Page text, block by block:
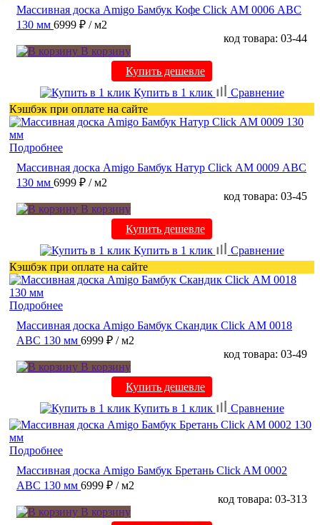
Массивная доска Amigo Бамбук Кофе Click АМ 0006 ABC
130 мм 6999 ₽ / м2
код товара: 03-44
В корзину
Купить дешевле
Купить в 1 клик
Сравнение
Кэшбэк при оплате на сайте
Подробнее
Массивная доска Amigo Бамбук Натур Click АМ 0009 ABC
130 мм 6999 ₽ / м2
код товара: 03-45
В корзину
Купить дешевле
Купить в 1 клик
Сравнение
Кэшбэк при оплате на сайте
Подробнее
Массивная доска Amigo Бамбук Скандик Click АМ 0018
ABC 130 мм 6999 ₽ / м2
код товара: 03-49
В корзину
Купить дешевле
Купить в 1 клик
Сравнение
Подробнее
Массивная доска Amigo Бамбук Бретань Click AM 0002
ABC 130 мм 6999 ₽ / м2
код товара: 03-313
В корзину